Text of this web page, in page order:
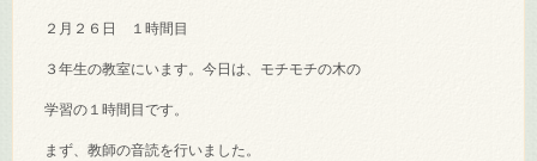
２月２６日 １時間目
３年生の教室にいます。今日は、モチモチの木の
学習の１時間目です。
まず、教師の音読を行いました。